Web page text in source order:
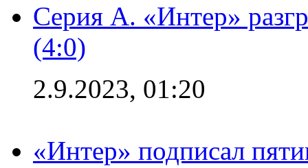
Серия А. «Интер»
(4:0)
2.9.2023, 01:20
«Интер» подписал